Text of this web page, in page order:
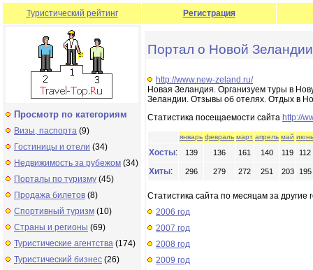
Туристический рейтинг Регистрация
Просмотр по категориям
Визы, паспорта (9)
Гостиницы и отели (34)
Недвижимость за рубежом (34)
Порталы по туризму (45)
Продажа билетов (8)
Спортивный туризм (10)
Страны и регионы (69)
Туристические агентства (174)
Туристический бизнес (26)
Портал о Новой
http://www.new-zeland.ru/
Новая Зеландия. Организуем туры в
Зеландии. Отзывы об отелях. Отдых в
Статистика посещаемости сайта http://
январь февраль март апрель май июнь
Хосты: 139 136 161 140 119 112
Хиты: 296 279 272 251 203 195
Статистика сайта по месяцам за другие
2006 год
2007 год
2008 год
2009 год